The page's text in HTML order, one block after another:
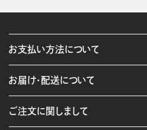
お支払い方法について
お届け・配送について
ご注文に関しまして